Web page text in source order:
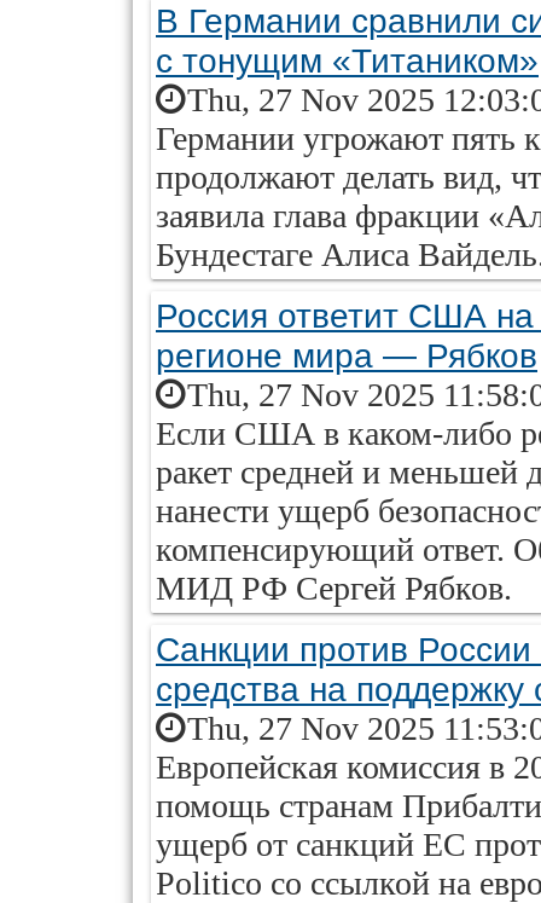
В Германии сравнили
с тонущим «Титаником»
Thu, 27 Nov 2025
Германии угрожают пять
продолжают делать вид,
заявила глава фракции
Бундестаге Алиса
Россия ответит США
регионе мира — Рябков
Thu, 27 Nov 2025
Если США в каком-либо
ракет средней и
нанести ущерб
компенсирующий ответ.
МИД РФ Сергей Рябков.
Санкции против
средства на поддержку
Thu, 27 Nov 2025
Европейская комиссия в
помощь странам
ущерб от санкций ЕС
Politico со ссылкой на